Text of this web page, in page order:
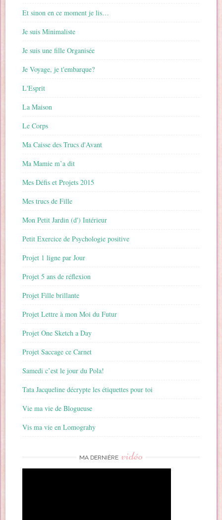
Et sinon en ce moment je lis…
Je suis Minimaliste
Je suis une fille Organisée
Je Voyage, je t'embarque?
L'Esprit
La Maison
Le Corps
Ma Caisse des Trucs d'Avant
Ma Mamie m’a dit
Mes Défis et Projets 2015
Mes trucs de Fille
Mon Petit Jardin (d') Intérieur
Petit Exercice de Psychologie positive
Projet 1 ligne par Jour
Projet 5 ans de réflexion
Projet Fille brillante
Projet Lettre à mon Moi du Futur
Projet One Sketch a Day
Projet Saccage ce Carnet
Samedi c’est le jour du Pola!
Tata Jacqueline décrypte les étiquettes pour toi
Vie ma vie de Blogueuse
Vis ma vie en Lomograhy
MA DERNIÈRE vidéo